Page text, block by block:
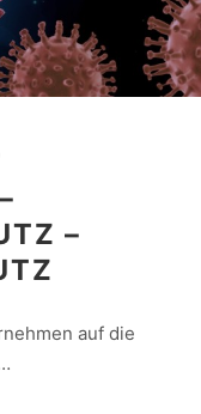
–
auf die